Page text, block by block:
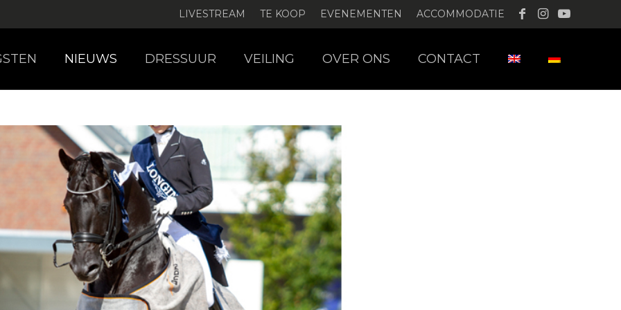
LIVESTREAM TE KOOP EVENEMENTEN ACCOMMODATIE
NIEUWS DRESSUUR VEILING OVER ONS CONTACT